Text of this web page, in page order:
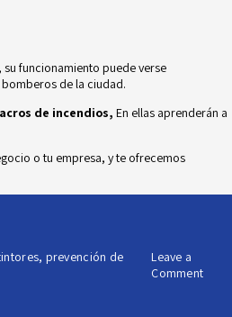
funcionamiento puede verse
de la ciudad.
de incendios, En ellas aprenderán a
o tu empresa, y te ofrecemos
, prevención de
Leave a
Commenton